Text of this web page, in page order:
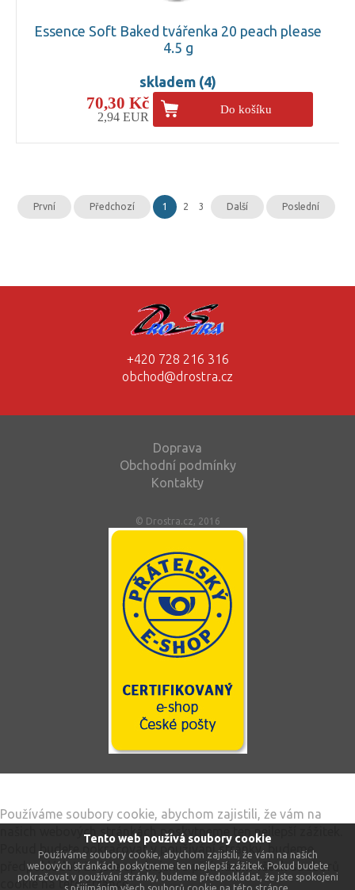
Tento web používá soubory cookie
Používáme soubory cookie, abychom zajistili, že vám na našich
webových stránkách poskytneme ten nejlepší zážitek. Pokud budete
pokračovat v používání stránky, budeme předpokládat, že jste spokojeni
Essence Soft Baked tvářenka 20 peach please
4.5 g
skladem (4)
70,30 Kč
2,94 EUR
Do košíku
První Předchozí 1 2 3 Další Poslední
+420 728 216 316
obchod@drostra.cz
Doprava
Obchodní podmínky
Kontakty
© Drostra.cz, 2016
Používáme soubory cookie, abychom zajistili, že vám na
našich webových stránkách poskytneme ten nejlepší zážitek.
Pokud budete pokračovat v používání stránky, budeme
předpokládat, že jste spokojeni s přijímáním všech souborů
cookie na této stránce.